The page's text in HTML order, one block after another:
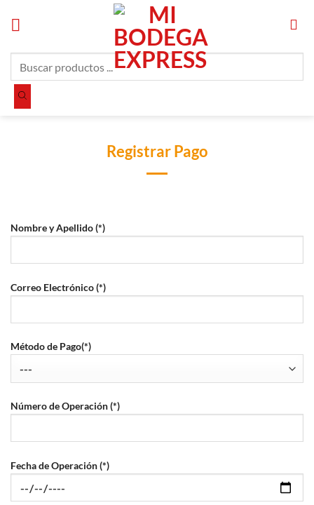
productos
Registrar Pago
Nombre y Apellido (*)
Correo Electrónico (*)
Método de Pago(*)
Número de Operación (*)
Fecha de Operación (*)